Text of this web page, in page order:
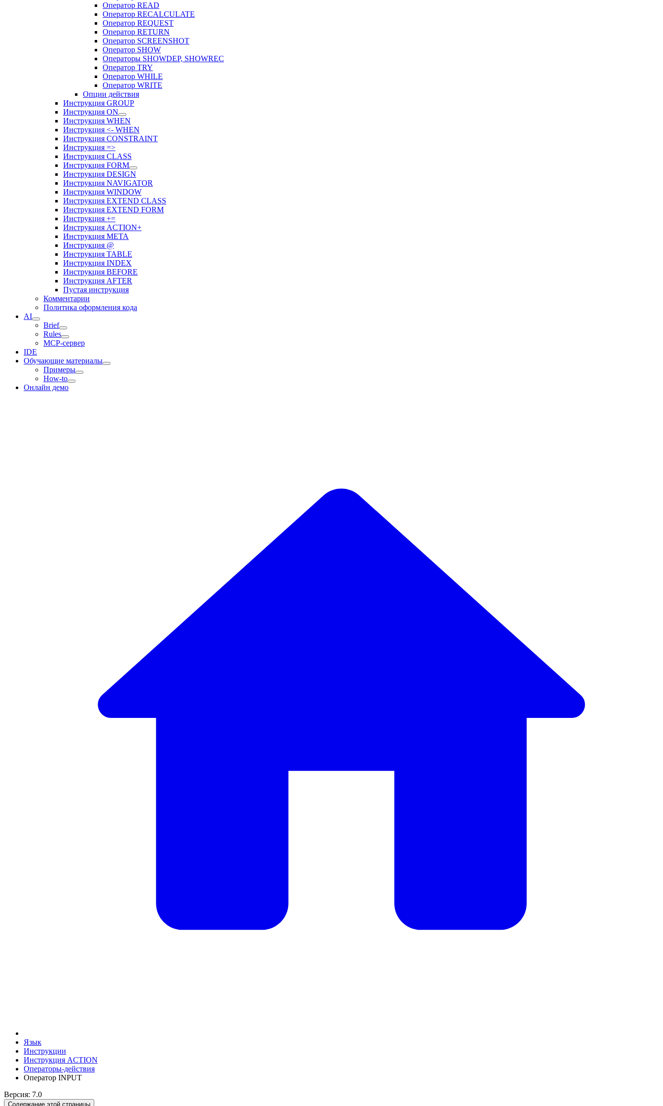
Оператор READ
Оператор RECALCULATE
Оператор REQUEST
Оператор RETURN
Оператор SCREENSHOT
Оператор SHOW
Операторы SHOWDEP, SHOWREC
Оператор TRY
Оператор WHILE
Оператор WRITE
Опции действия
Инструкция GROUP
Инструкция ON
Инструкция WHEN
Инструкция <- WHEN
Инструкция CONSTRAINT
Инструкция =>
Инструкция CLASS
Инструкция FORM
Инструкция DESIGN
Инструкция NAVIGATOR
Инструкция WINDOW
Инструкция EXTEND CLASS
Инструкция EXTEND FORM
Инструкция +=
Инструкция ACTION+
Инструкция META
Инструкция @
Инструкция TABLE
Инструкция INDEX
Инструкция BEFORE
Инструкция AFTER
Пустая инструкция
Комментарии
Политика оформления кода
AI
Brief
Rules
MCP-сервер
IDE
Обучающие материалы
Примеры
How-to
Онлайн демо
Язык
Инструкции
Инструкция ACTION
Операторы-действия
Оператор INPUT
Версия: 7.0
Содержание этой страницы